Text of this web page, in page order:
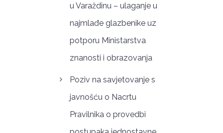
u Varaždinu – ulaganje u
najmlađe glazbenike uz
potporu Ministarstva
znanosti i obrazovanja
Poziv na savjetovanje s
javnošću o Nacrtu
Pravilnika o provedbi